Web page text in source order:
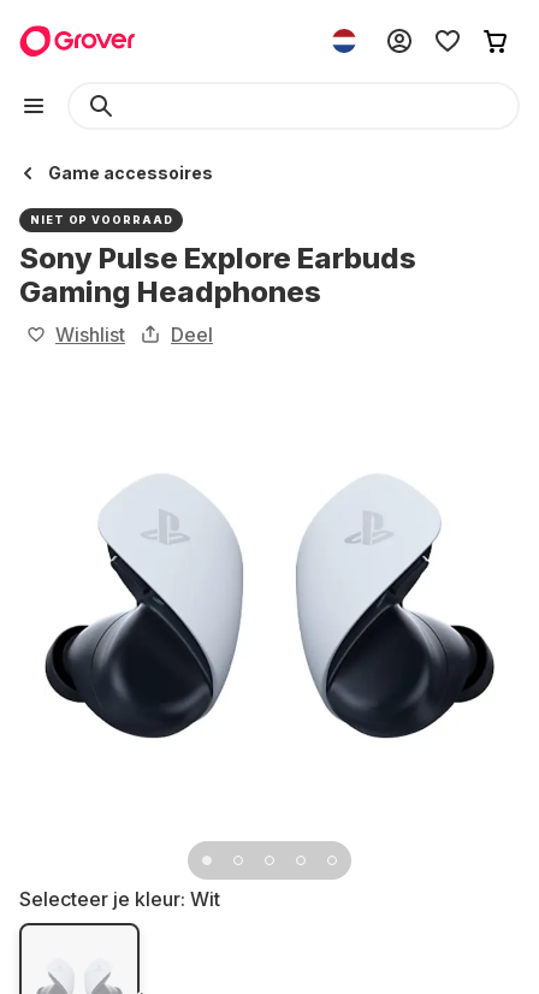
Game accessoires
NIET OP VOORRAAD
Sony Pulse Explore Earbuds
Gaming Headphones
Wishlist Deel
Selecteer je kleur: Wit